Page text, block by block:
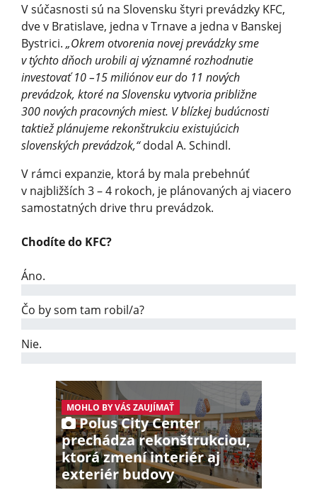
V súčasnosti sú na Slovensku štyri prevádzky KFC,
dve v Bratislave, jedna v Trnave a jedna v Banskej
Bystrici. „Okrem otvorenia novej prevádzky sme
v týchto dňoch urobili aj významné rozhodnutie
investovať 10 –15 miliónov eur do 11 nových
prevádzok, ktoré na Slovensku vytvoria približne
300 nových pracovných miest. V blízkej budúcnosti
taktiež plánujeme rekonštrukciu existujúcich
slovenských prevádzok,“dodal A. Schindl.
V rámci expanzie, ktorá by mala prebehnúť
v najbližších 3 – 4 rokoch, je plánovaných aj viacero
samostatných drive thru prevádzok.
Chodíte do KFC?
Áno.
Čo by som tam robil/a?
Nie.
MOHLO BY VÁS ZAUJÍMAŤ
Polus City Center
prechádza rekonštrukciou,
ktorá zmení interiér aj
exteriér budovy